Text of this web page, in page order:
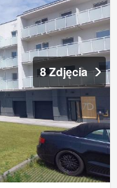
8 Zdjęcia